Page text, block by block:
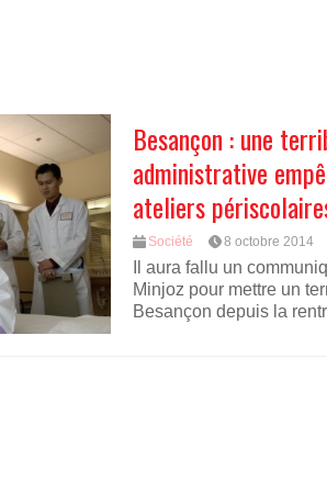
Besançon : une
administrative
ateliers
Société 8 octobre 2014
Il aura fallu un
Minjoz pour mettre un
Besançon depuis la